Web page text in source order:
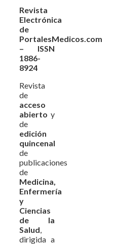
Revista
Electrónica
de
PortalesMedicos.com
– ISSN
1886-
8924
Revista
de
acceso
abierto y
de
edición
quincenal
de
publicaciones
de
Medicina,
Enfermería
y
Ciencias
de la
Salud,
dirigida a